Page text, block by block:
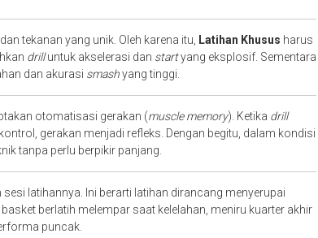
tekanan yang unik. Oleh karena itu, Latihan Khusus harus
drilluntuk akselerasi dan startyang eksplosif. Sementara
dan akurasi smashyang tinggi.
otomatisasi gerakan (muscle memory). Ketika drill
gerakan menjadi refleks. Dengan begitu, dalam kondisi
tanpa perlu berpikir panjang.
latihannya. Ini berarti latihan dirancang menyerupai
berlatih melempar saat kelelahan, meniru kuarter akhir
puncak.